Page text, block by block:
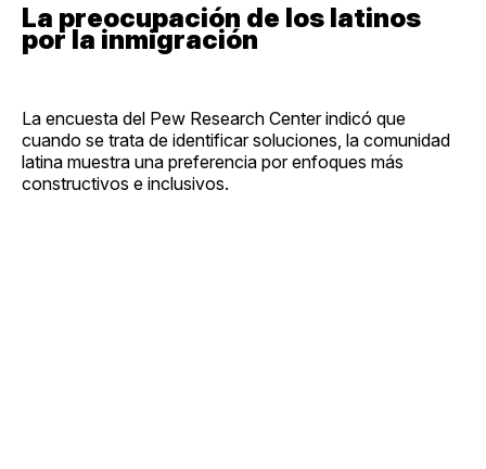
La preocupación de los latinos
por la inmigración
La encuesta del Pew Research Center indicó que
cuando se trata de identificar soluciones, la comunidad
latina muestra una preferencia por enfoques más
constructivos e inclusivos.